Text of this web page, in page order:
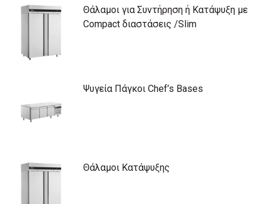
Θάλαμοι για Συντήρηση ή Κατάψυξη με
Compact διαστάσεις /Slim
Ψυγεία Πάγκοι Chef’s Bases
Θάλαμοι Κατάψυξης